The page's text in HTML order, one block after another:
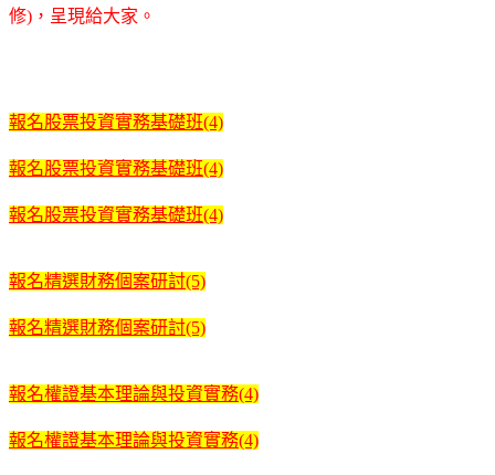
修)，呈現給大家。
報名股票投資實務基礎班(4)
報名股票投資實務基礎班(4)
報名股票投資實務基礎班(4)
報名精選財務個案研討(5)
報名精選財務個案研討(5)
報名權證基本理論與投資實務(4)
報名權證基本理論與投資實務(4)